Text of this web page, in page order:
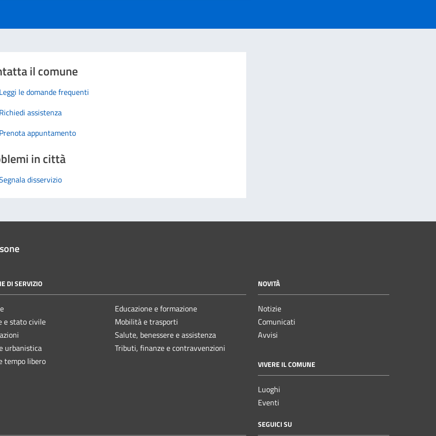
il comune
Leggi le domande frequenti
Richiedi assistenza
Prenota appuntamento
in città
disservizio
DI SERVIZIO
e stato civile
urbanistica
tempo libero
Educazione e formazione
Mobilità e trasporti
Salute, benessere e assistenza
Tributi, finanze e contravvenzioni
NOVITÀ
Notizie
Comunicati
Avvisi
VIVERE IL COMUNE
Luoghi
Eventi
SEGUICI SU